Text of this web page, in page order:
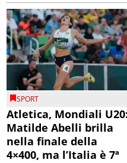
SPORT
Atletica, Mondiali U20:
Matilde Abelli brilla
nella finale della
4×400, ma l’Italia è 7ª